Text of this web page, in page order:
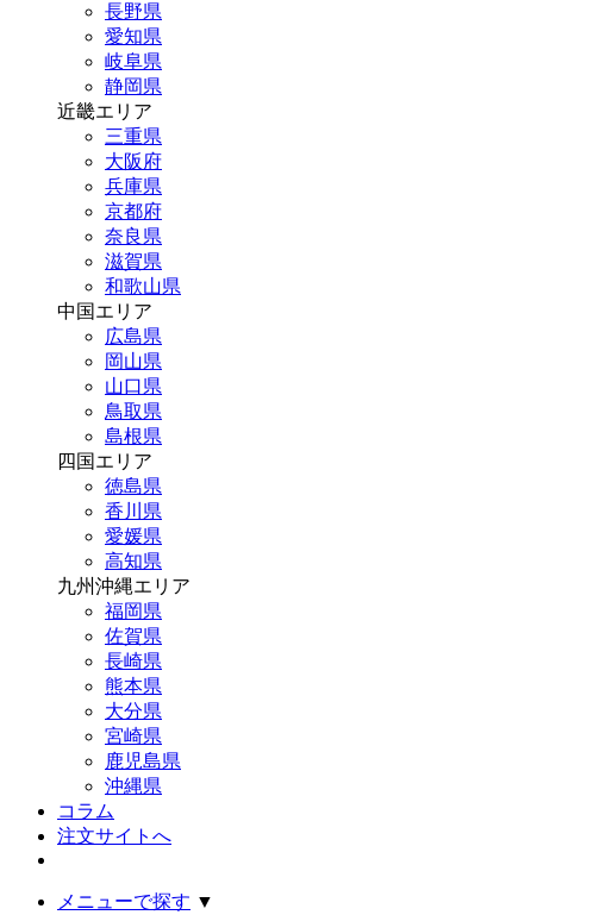
長野県
愛知県
岐阜県
静岡県
近畿エリア
三重県
大阪府
兵庫県
京都府
奈良県
滋賀県
和歌山県
中国エリア
広島県
岡山県
山口県
鳥取県
島根県
四国エリア
徳島県
香川県
愛媛県
高知県
九州沖縄エリア
福岡県
佐賀県
長崎県
熊本県
大分県
宮崎県
鹿児島県
沖縄県
コラム
注文サイトへ
メニューで探す ▼